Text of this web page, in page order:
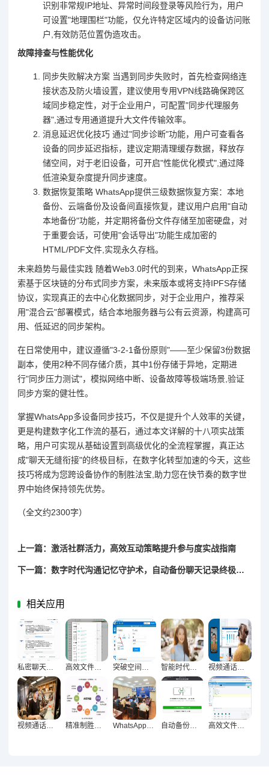
识别非常规IP地址、异常时间段登录等风险行为，用户
可设置"地理围栏"功能，仅允许特定区域内的设备访问账
户,有效防范位置伪造攻击。
故障排查与性能优化
同步失败解决方案 当遇到同步失败时，首先检查网络连
接状态及防火墙设置，建议使用专用VPN线路确保跨区
域同步稳定性，对于企业用户，可配置"同步代理服务
器",通过专用通道提升大文件传输效率。
消息延迟优化技巧 通过"同步诊断"功能，用户可查看各
设备的同步延迟指标，建议定期清理缓存数据，释放存
储空间，对于老旧设备，可开启"性能优化模式",通过降
低渲染复杂度提升同步速度。
数据恢复策略 WhatsApp提供三级数据恢复方案：本地
备份、云端备份及设备间直接恢复，建议用户启用"自动
本地备份"功能，并定期将备份文件存储至加密硬盘，对
于重要会话，可使用"会话导出"功能生成加密的
HTML/PDF文件,实现永久存档。
未来趋势与最佳实践 随着Web3.0时代的到来，WhatsApp正探
索基于区块链的分布式同步方案，未来版本或将支持IPFS存储
协议，实现真正的去中心化数据同步，对于企业用户，推荐采
用"混合云"部署模式，结合本地服务器与公有云资源，构建高可
用、低延迟的同步架构。
在日常使用中，建议遵循"3-2-1备份原则"——至少保留3份数据
副本，使用2种不同存储介质，其中1份存储于异地，定期进
行"同步压力测试"，模拟网络中断、设备故障等极端场景,验证
同步方案的健壮性。
掌握WhatsApp多设备同步技巧，不仅是提升个人效率的关键，
更是构建数字化工作流的基石，通过本文详解的十八项实战策
略，用户可实现从基础设置到高级优化的全流程掌握，真正达
成"聊天无缝衔接"的终极目标，在数字化转型加速的今天，这些
技巧将成为您跨设备协作的制胜法宝,助力您在快节奏的数字世
界中始终保持领先优势。
（全文约2300字）
上一篇：激活社群活力，高效互动策略提升参与度实战指南
下一篇：数字时代沟通记忆守护术，自动备份聊天记录终极指南
相关应用
私密聊天加密技巧全解析，信息安全不泄露实用指南 高效文件整理存储术，资料查找如虎添翼 突破空间限制，视频通话画质优化全攻略助力远程沟通体验跃升 智能时代聊天列表自动整理的高效革命 视频通话画质跃升秘籍，远程沟通顺畅无阻的终极指南
视频通话与语音消息优化技巧，让沟通更顺畅 精准制胜，群组营销策略深度实践指南 WhatsApp多设备同步终极指南，实现聊天无缝衔接 自动备份聊天记录守护信息完整终极指南 高效文件传输实战，资料分享无忧优化指南